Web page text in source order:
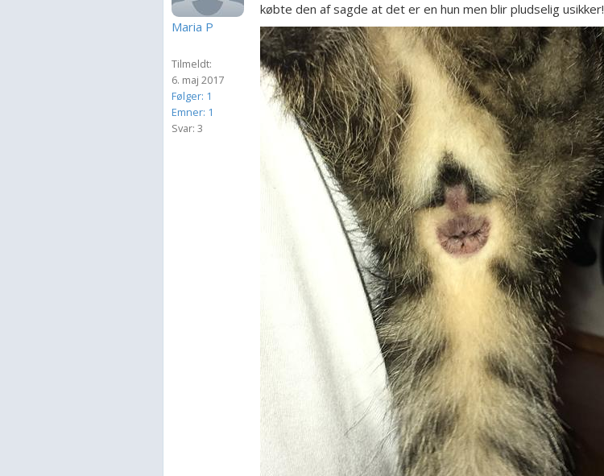
Maria P
Tilmeldt:
6. maj 2017
Følger: 1
Emner: 1
Svar: 3
købte den af sagde at det er en hun men blir pludselig usikker!